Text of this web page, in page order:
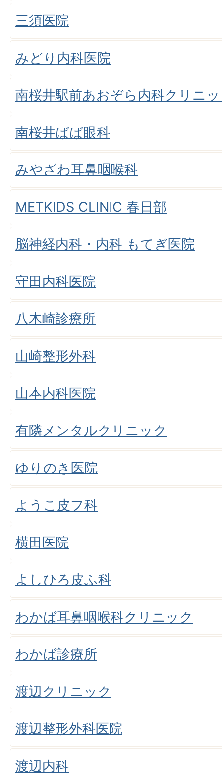
三須医院
みどり内科医院
南桜井駅前あおぞら内科クリニ
南桜井ばば眼科
みやざわ耳鼻咽喉科
METKIDS CLINIC 春日部
脳神経内科・内科 もてぎ医院
守田内科医院
八木崎診療所
山崎整形外科
山本内科医院
有隣メンタルクリニック
ゆりのき医院
ようこ皮フ科
横田医院
よしひろ皮ふ科
わかば耳鼻咽喉科クリニック
わかば診療所
渡辺クリニック
渡辺整形外科医院
渡辺内科